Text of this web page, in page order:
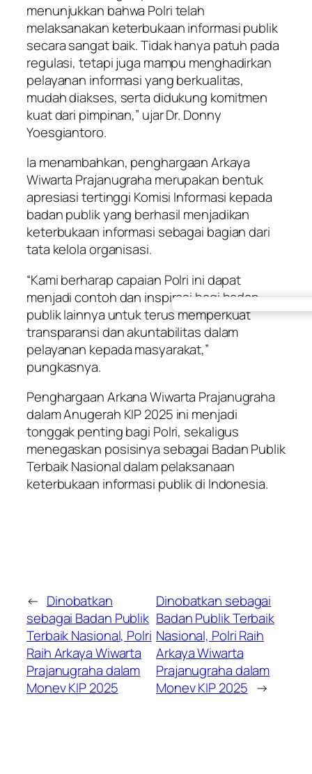
menunjukkan bahwa Polri telah
melaksanakan keterbukaan informasi publik
secara sangat baik. Tidak hanya patuh pada
regulasi, tetapi juga mampu menghadirkan
pelayanan informasi yang berkualitas,
mudah diakses, serta didukung komitmen
kuat dari pimpinan,” ujar Dr. Donny
Yoesgiantoro.
Ia menambahkan, penghargaan Arkaya
Wiwarta Prajanugraha merupakan bentuk
apresiasi tertinggi Komisi Informasi kepada
badan publik yang berhasil menjadikan
keterbukaan informasi sebagai bagian dari
tata kelola organisasi.
“Kami berharap capaian Polri ini dapat
menjadi contoh dan inspirasi bagi badan
publik lainnya untuk terus memperkuat
transparansi dan akuntabilitas dalam
pelayanan kepada masyarakat,”
pungkasnya.
Penghargaan Arkana Wiwarta Prajanugraha
dalam Anugerah KIP 2025 ini menjadi
tonggak penting bagi Polri, sekaligus
menegaskan posisinya sebagai Badan Publik
Terbaik Nasional dalam pelaksanaan
keterbukaan informasi publik di Indonesia.
← Dinobatkan
sebagai Badan Publik
Terbaik Nasional, Polri
Raih Arkaya Wiwarta
Prajanugraha dalam
Monev KIP 2025
Dinobatkan sebagai
Badan Publik Terbaik
Nasional, Polri Raih
Arkaya Wiwarta
Prajanugraha dalam
Monev KIP 2025 →